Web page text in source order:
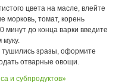
цвета на масле, влейте
морковь, томат, корень
минут до конца варки введите
тушились зразы, оформите
отварные овощи.
и субпродуктов»